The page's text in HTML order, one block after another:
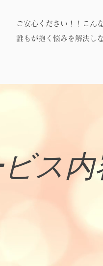
ご安心ください！！こん
誰もが抱く悩みを解決し
ス内